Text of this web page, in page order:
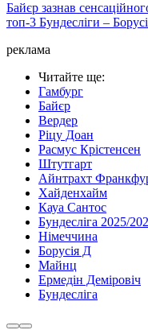
Байєр зазнав
топ-3 Бундесліги –
реклама
Читайте ще:
Гамбург
Байєр
Вердер
Ріцу Доан
Расмус Крістенсен
Штутгарт
Айнтрахт
Хайденхайм
Кауа Сантос
Бундесліга 2025/
Німеччина
Борусія Д
Майнц
Ермедін Деміровіч
Бундесліга